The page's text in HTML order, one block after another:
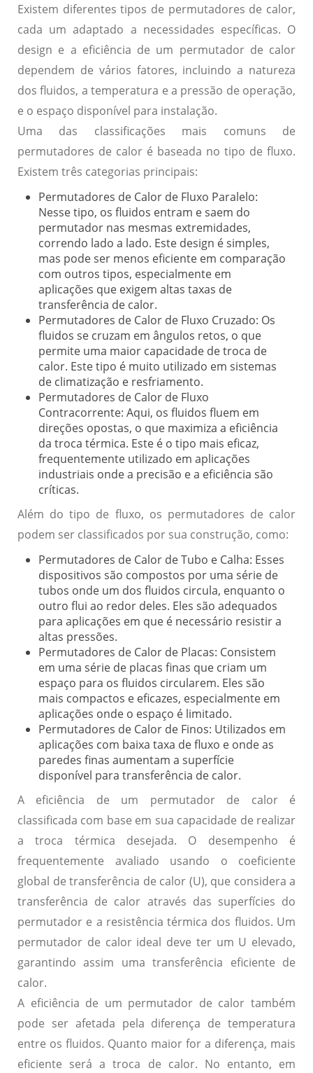
Existem diferentes tipos de permutadores de calor,
cada um adaptado a necessidades específicas. O
design e a eficiência de um permutador de calor
dependem de vários fatores, incluindo a natureza
dos fluidos, a temperatura e a pressão de operação,
e o espaço disponível para instalação.
Uma das classificações mais comuns de
permutadores de calor é baseada no tipo de fluxo.
Existem três categorias principais:
Permutadores de Calor de Fluxo Paralelo:
Nesse tipo, os fluidos entram e saem do
permutador nas mesmas extremidades,
correndo lado a lado. Este design é simples,
mas pode ser menos eficiente em comparação
com outros tipos, especialmente em
aplicações que exigem altas taxas de
transferência de calor.
Permutadores de Calor de Fluxo Cruzado: Os
fluidos se cruzam em ângulos retos, o que
permite uma maior capacidade de troca de
calor. Este tipo é muito utilizado em sistemas
de climatização e resfriamento.
Permutadores de Calor de Fluxo
Contracorrente: Aqui, os fluidos fluem em
direções opostas, o que maximiza a eficiência
da troca térmica. Este é o tipo mais eficaz,
frequentemente utilizado em aplicações
industriais onde a precisão e a eficiência são
críticas.
Além do tipo de fluxo, os permutadores de calor
podem ser classificados por sua construção, como:
Permutadores de Calor de Tubo e Calha: Esses
dispositivos são compostos por uma série de
tubos onde um dos fluidos circula, enquanto o
outro flui ao redor deles. Eles são adequados
para aplicações em que é necessário resistir a
altas pressões.
Permutadores de Calor de Placas: Consistem
em uma série de placas finas que criam um
espaço para os fluidos circularem. Eles são
mais compactos e eficazes, especialmente em
aplicações onde o espaço é limitado.
Permutadores de Calor de Finos: Utilizados em
aplicações com baixa taxa de fluxo e onde as
paredes finas aumentam a superfície
disponível para transferência de calor.
A eficiência de um permutador de calor é
classificada com base em sua capacidade de realizar
a troca térmica desejada. O desempenho é
frequentemente avaliado usando o coeficiente
global de transferência de calor (U), que considera a
transferência de calor através das superfícies do
permutador e a resistência térmica dos fluidos. Um
permutador de calor ideal deve ter um U elevado,
garantindo assim uma transferência eficiente de
calor.
A eficiência de um permutador de calor também
pode ser afetada pela diferença de temperatura
entre os fluidos. Quanto maior for a diferença, mais
eficiente será a troca de calor. No entanto, em